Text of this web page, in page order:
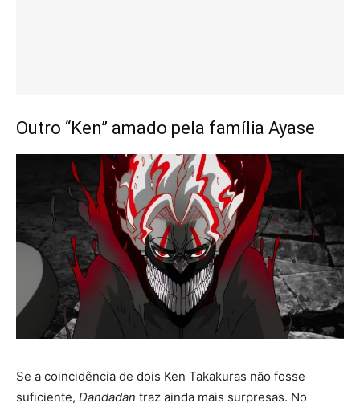
Outro “Ken” amado pela família Ayase
Se a coincidência de dois Ken Takakuras não fosse
suficiente, Dandadan traz ainda mais surpresas. No